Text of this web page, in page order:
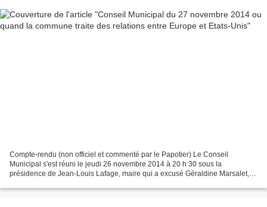
Compte-rendu (non officiel et commenté par le Papotier) Le Conseil
Municipal s'est réuni le jeudi 26 novembre 2014 à 20 h 30 sous la
présidence de Jean-Louis Lafage, maire qui a excusé Géraldine Marsalet,